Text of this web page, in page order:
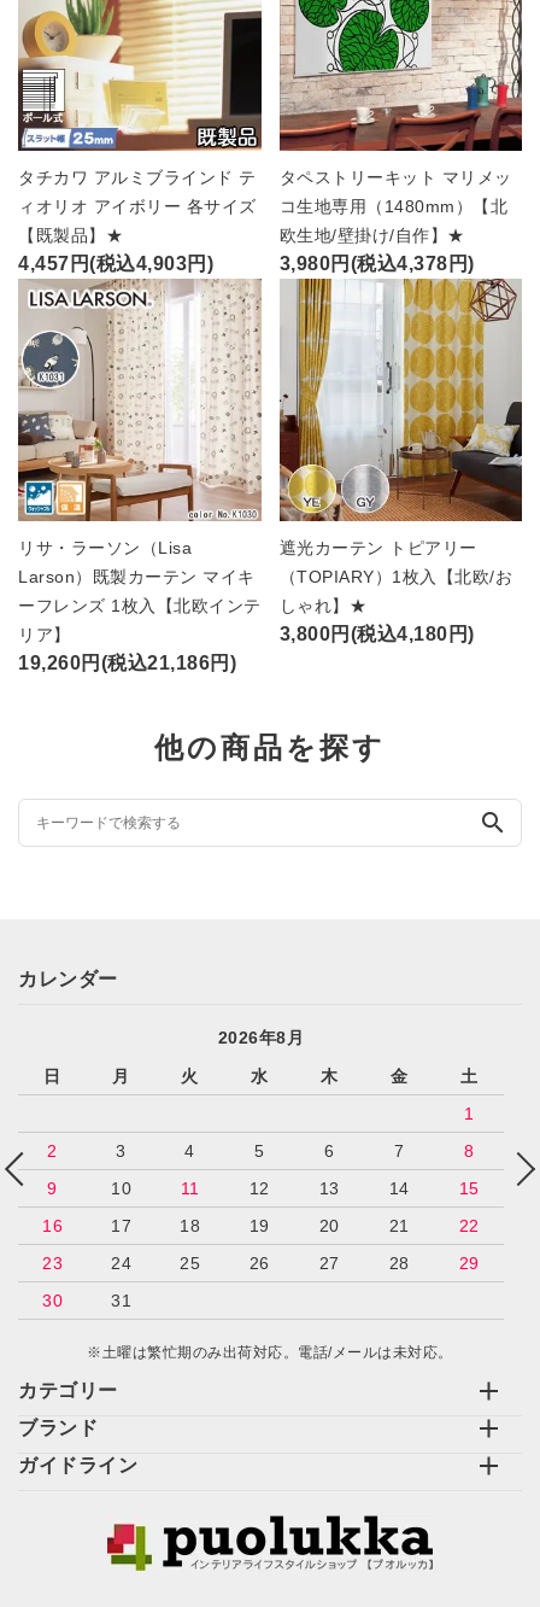
タチカワ アルミブラインド テ
ィオリオ アイボリー 各サイズ
【既製品】★
4,457円(税込4,903円)
タペストリーキット マリメッ
コ生地専用（1480mm）【北
欧生地/壁掛け/自作】★
3,980円(税込4,378円)
リサ・ラーソン（Lisa
Larson）既製カーテン マイキ
ーフレンズ 1枚入【北欧インテ
リア】
19,260円(税込21,186円)
遮光カーテン トピアリー
（TOPIARY）1枚入【北欧/お
しゃれ】★
3,800円(税込4,180円)
他の商品を探す
search
カテゴリー
ブランド
ガイドライン
カレンダー
2026年8月
日
月 火 水 木 金
土
1
2
3 4 5 6 7
8
9
10 11 12 13 14
15
16
17 18 19 20 21
22
23
24 25 26 27 28
29
30
31
※土曜は繁忙期のみ出荷対応。電話/メールは未対応。